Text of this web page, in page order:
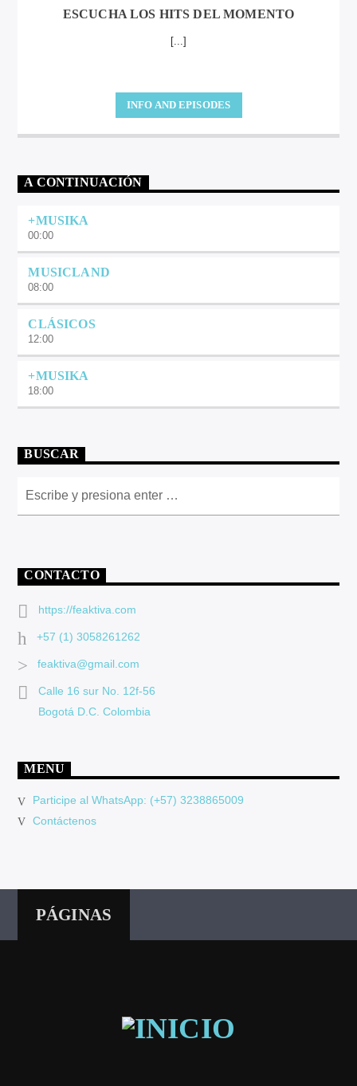
ESCUCHA LOS HITS DEL MOMENTO
[...]
INFO AND EPISODES
A CONTINUACIÓN
+MUSIKA
00:00
MUSICLAND
08:00
CLÁSICOS
12:00
+MUSIKA
18:00
BUSCAR
CONTACTO
https://feaktiva.com
+57 (1) 3058261262
feaktiva@gmail.com
Calle 16 sur No. 12f-56
Bogotá D.C. Colombia
MENU
Participe al WhatsApp: (+57) 3238865009
Contáctenos
PÁGINAS